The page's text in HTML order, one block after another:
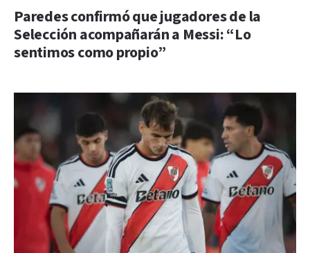
Paredes confirmó que jugadores de la
Selección acompañarán a Messi: “Lo
sentimos como propio”